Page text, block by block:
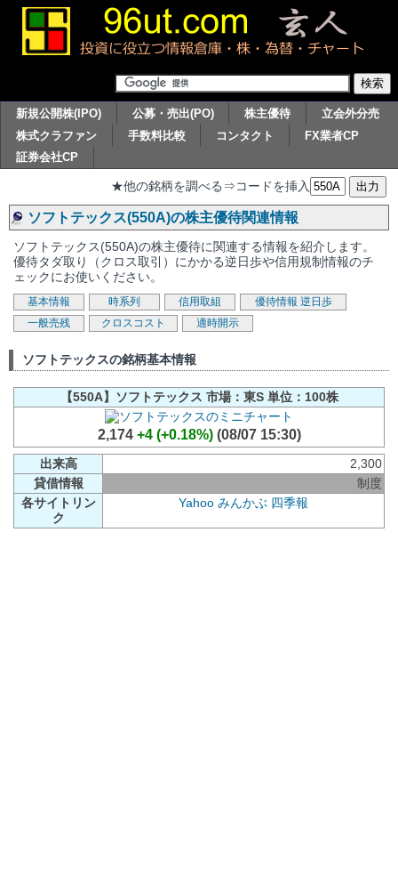
新規公開株(IPO) 公募・売出(PO) 株主優待
立会外分売
株式クラファン
手数料比較 コンタクト
FX業者CP
証券会社CP
★他の銘柄を調べる⇒コードを挿入
ソフトテックス(550A)の株主優待関連情報
ソフトテックス(550A)の株主優待に関連する情報を紹介します。
優待タダ取り（クロス取引）にかかる逆日歩や信用規制情報のチ
ェックにお使いください。
基本情報 時系列 信用取組 優待情報 逆日歩
一般売残
クロスコスト 適時開示
ソフトテックスの銘柄基本情報
【550A】ソフトテックス 市場：東S 単位：100株
2,174 +4 (+0.18%)(08/07 15:30)
出来高
2,300
貸借情報
制度
各サイトリン
ク
Yahoo みんかぶ 四季報